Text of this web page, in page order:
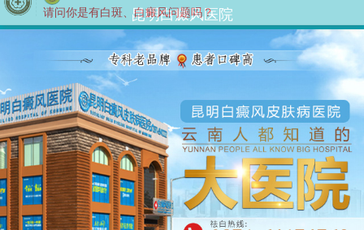
昆明白癜风医院
您好,这里是在线预约挂号平台！
请问你是有白斑、白癜风问题吗？